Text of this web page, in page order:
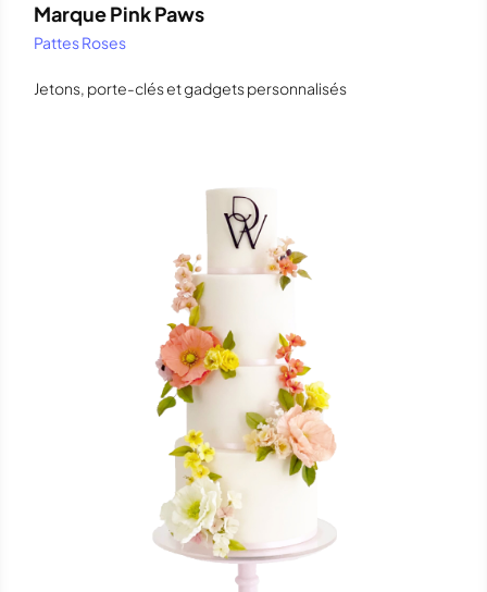
Marque Pink Paws
Pattes Roses
Jetons, porte-clés et gadgets personnalisés